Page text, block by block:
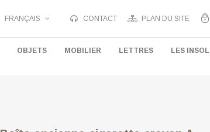
CONTACT PLAN DU SITE
FRANÇAIS
OBJETS MOBILIER LETTRES LES